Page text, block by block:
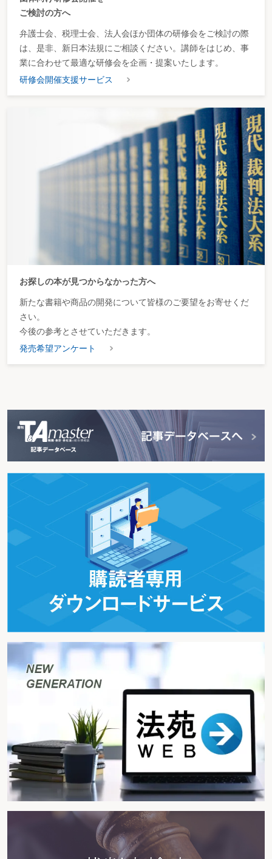
ご検討の方へ
弁護士会、税理士会、法人会ほか団体の研修会をご検討の際
は、是非、新日本法規にご相談ください。講師をはじめ、事
業に合わせて最適な研修会を企画・提案いたします。
研修会開催支援サービス
お探しの本が見つからなかった方へ
新たな書籍や商品の開発について皆様のご要望をお寄せくだ
さい。
今後の参考とさせていただきます。
発売希望アンケート